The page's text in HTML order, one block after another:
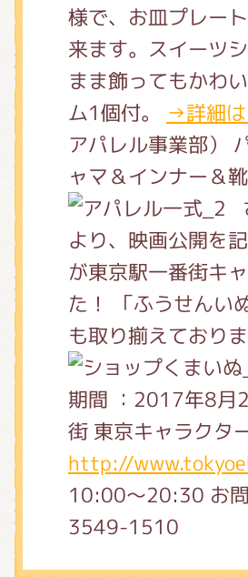
様で、お皿プレー
来ます。スイーツ
まま飾ってもかわ
ム1個付。 →詳細
アパレル事業部）
ャマ＆インナー＆
より、映画公開を
が東京駅一番街キ
た！ 「ふうせんい
も取り揃えており
期間 ：2017年8月
街 東京キャラクタ
http://
10:00～20:30 お
3549-1510